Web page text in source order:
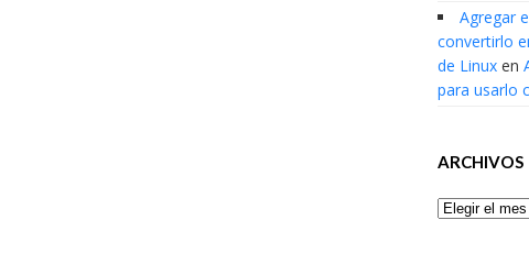
Agregar
convertirlo
de Linux en
para usarlo
ARCHIVOS
Archivos